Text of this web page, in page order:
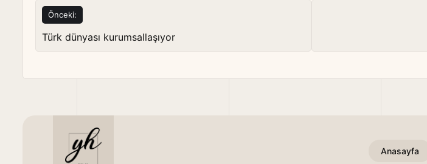
Yazı
gezinmesi
Önceki:
Türk dünyası kurumsallaşıyor
Anasayfa